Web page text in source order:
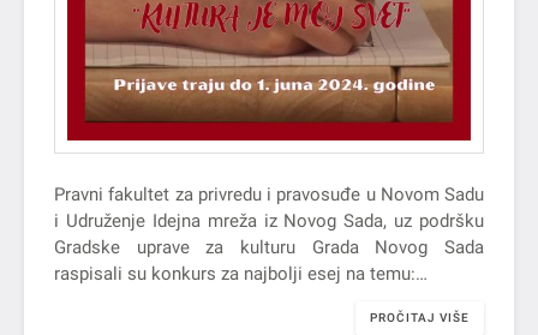
Pravni fakultet za privredu i pravosuđe u Novom Sadu
i Udruženje Idejna mreža iz Novog Sada, uz podršku
Gradske uprave za kulturu Grada Novog Sada
raspisali su konkurs za najbolji esej na temu:…
PROČITAJ VIŠE